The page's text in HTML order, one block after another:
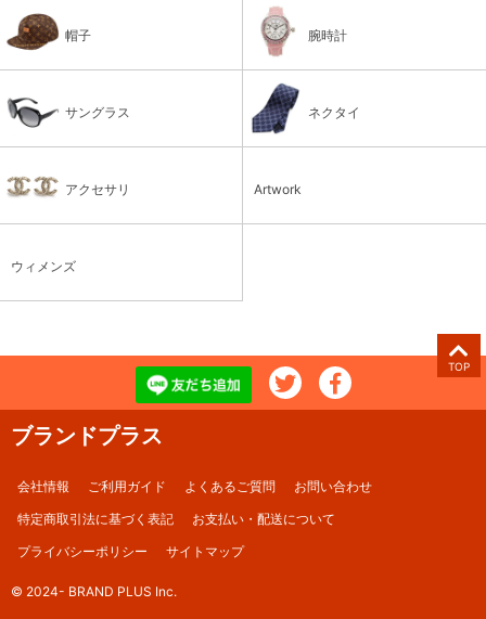
帽子 腕時計
サングラス ネクタイ
アクセサリ Artwork
ウィメンズ
TOP
ブランドプラス
会社情報 ご利用ガイド よくあるご質問
お問い合わせ
特定商取引法に基づく表記
お支払い・配送について
プライバシーポリシー
サイトマップ
© 2024- BRAND PLUS Inc.